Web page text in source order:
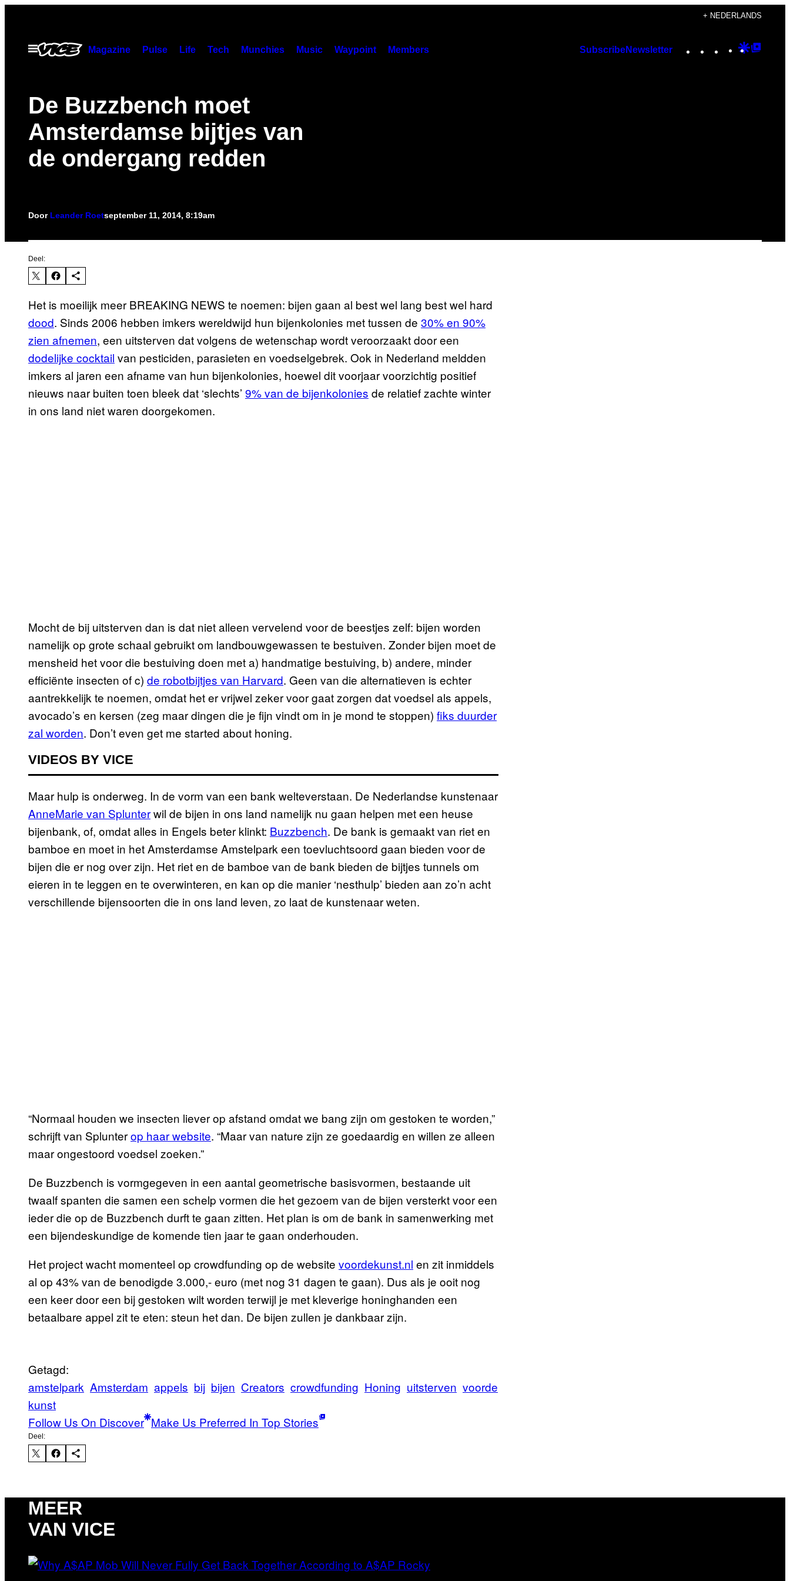
+ NEDERLANDS
Open
menu
Magazine Pulse Life Tech Munchies Music Waypoint Members SubscribeNewsletter Instagram
TikTok
YouTube
Google
De Buzzbench moet
Amsterdamse bijtjes van
de ondergang redden
Door Leander Roetseptember 11, 2014, 8:19am
Deel:
Het is moeilijk meer BREAKING NEWS te noemen: bijen gaan al best wel lang best wel hard
dood. Sinds 2006 hebben imkers wereldwijd hun bijenkolonies met tussen de 30% en 90%
zien afnemen, een uitsterven dat volgens de wetenschap wordt veroorzaakt door een
dodelijke cocktail van pesticiden, parasieten en voedselgebrek. Ook in Nederland meldden
imkers al jaren een afname van hun bijenkolonies, hoewel dit voorjaar voorzichtig positief
nieuws naar buiten toen bleek dat ‘slechts’ 9% van de bijenkolonies de relatief zachte winter
in ons land niet waren doorgekomen.
Mocht de bij uitsterven dan is dat niet alleen vervelend voor de beestjes zelf: bijen worden
namelijk op grote schaal gebruikt om landbouwgewassen te bestuiven. Zonder bijen moet de
mensheid het voor die bestuiving doen met a) handmatige bestuiving, b) andere, minder
efficiënte insecten of c) de robotbijtjes van Harvard. Geen van die alternatieven is echter
aantrekkelijk te noemen, omdat het er vrijwel zeker voor gaat zorgen dat voedsel als appels,
avocado’s en kersen (zeg maar dingen die je fijn vindt om in je mond te stoppen) fiks duurder
zal worden. Don’t even get me started about honing.
VIDEOS BY VICE
Maar hulp is onderweg. In de vorm van een bank welteverstaan. De Nederlandse kunstenaar
AnneMarie van Splunterwil de bijen in ons land namelijk nu gaan helpen met een heuse
bijenbank, of, omdat alles in Engels beter klinkt: Buzzbench. De bank is gemaakt van riet en
bamboe en moet in het Amsterdamse Amstelpark een toevluchtsoord gaan bieden voor de
bijen die er nog over zijn. Het riet en de bamboe van de bank bieden de bijtjes tunnels om
eieren in te leggen en te overwinteren, en kan op die manier ‘nesthulp’ bieden aan zo’n acht
verschillende bijensoorten die in ons land leven, zo laat de kunstenaar weten.
“Normaal houden we insecten liever op afstand omdat we bang zijn om gestoken te worden,”
schrijft van Splunterop haar website. “Maar van nature zijn ze goedaardig en willen ze alleen
maar ongestoord voedsel zoeken.”
De Buzzbench is vormgegeven in een aantal geometrische basisvormen, bestaande uit
twaalf spanten die samen een schelp vormen die het gezoem van de bijen versterkt voor een
ieder die op de Buzzbench durft te gaan zitten. Het plan is om de bank in samenwerking met
een bijendeskundige de komende tien jaar te gaan onderhouden.
Het project wacht momenteel op crowdfunding op de website voordekunst.nl en zit inmiddels
al op 43% van de benodigde 3.000,- euro (met nog 31 dagen te gaan). Dus als je ooit nog
een keer door een bij gestoken wilt worden terwijl je met kleverige honinghanden een
betaalbare appel zit te eten: steun het dan. De bijen zullen je dankbaar zijn.
Getagd:
amstelpark Amsterdam appels bij bijen Creators crowdfunding Honing uitsterven voorde
kunst
Follow Us On Discover Make Us Preferred In Top Stories
Deel:
MEER
VAN VICE